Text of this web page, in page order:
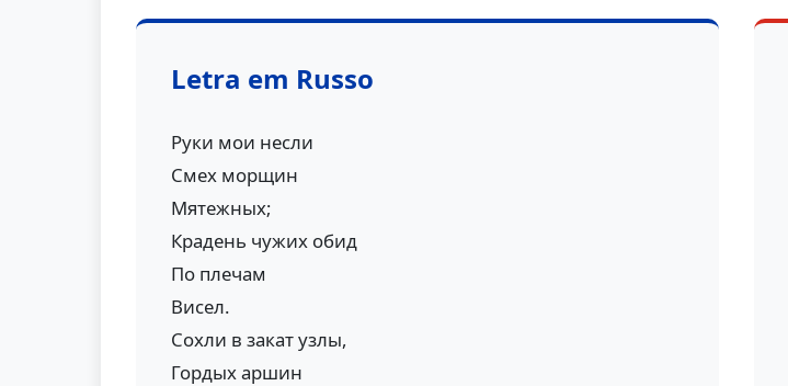
Letra em Russo
Руки мои несли
Смех морщин
Мятежных;
Крадень чужих обид
По плечам
Висел.
Сохли в закат узлы,
Гордых аршин